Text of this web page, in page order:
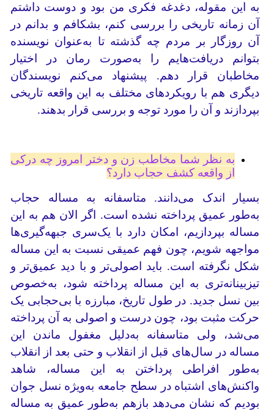
به این مقوله، دغدغه فکری من بود و دوست داشتم
آن زمانه تاریخی را بررسی کنم، بشکافم و بدانم در
آن روزگار بر مردم چه گذشته تا به‌عنوان نویسنده
بتوانم دریافت‌هایم را به‌صورت رمان در اختیار
مخاطبان قرار دهم. پیشنهاد می‌کنم نویسندگان
دیگری هم با رویکردهای مختلف به این واقعه تاریخی
بپردازند و آن را مورد توجه و بررسی قرار بدهند.
به نظر شما مخاطب زن و دختر امروز چه درکی
از واقعه کشف حجاب دارد؟
بسیار اندک می‌دانند. متاسفانه به مساله حجاب
به‌طور عمیق پرداخته نشده است. اگر الان هم به این
مساله بپردازیم، امکان دارد با یک‌سری جبهه‌گیری‌ها
مواجهه شویم، چون فهم عمیقی نسبت به این مساله
شکل نگرفته است. باید اصولی‌تر و با دید عمیق‌تر و
تیزبینانه‌تری به این مساله پرداخته شود، به‌خصوص
بین نسل جدید. در طول تاریخ، مبارزه با بی‌حجابی یک
حرکت مثبت بود، چون درست و اصولی به آن پرداخته
می‌شد، ولی متاسفانه به‌دلیل مغفول ماندن این
مساله در سال‌های قبل از انقلاب و حتی بعد از انقلاب
به‌طور افراطی پرداختن به این مساله، شاهد
واکنش‌های اشتباه در سطح جامعه به‌ویژه نسل جوان
بودیم که نشان می‌دهد بازهم به‌طور عمیق به مساله